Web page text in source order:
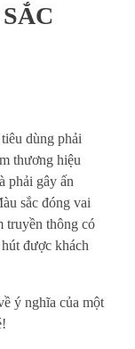
dùng phải
thương hiệu
phải gây ấn
sắc đóng vai
truyền thông có
được khách
ý nghĩa của một